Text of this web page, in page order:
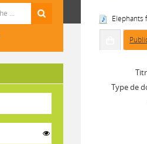
Elephants
Type de